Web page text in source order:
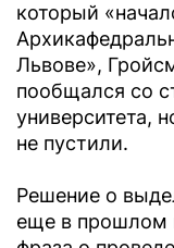
который
Львове»,
пообщался со
университета,
не пустили.
Решение о
еще в прошлом